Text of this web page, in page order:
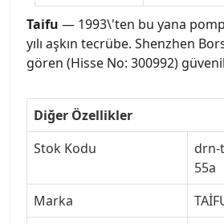
Taifu — 1993\'ten bu yana
yılı aşkın tecrübe. Shenzhen
gören (Hisse No: 300992)
Diğer Özellikler
Stok Kodu
drn-
55a
Marka